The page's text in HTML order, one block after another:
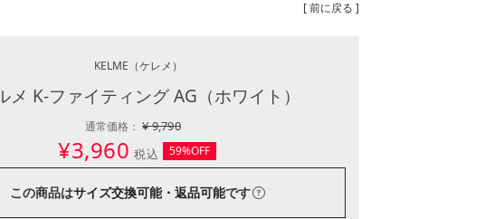
[ 前に戻る ]
KELME （ケレメ）
メ K-ファイティング AG（ホワイト）
通常価格：¥ 9,790
¥3,960 税込 59%OFF
この商品はサイズ交換可能・返品可能です